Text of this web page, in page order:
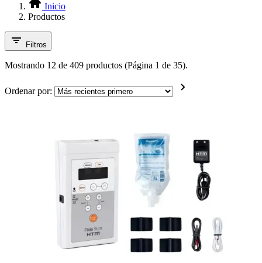
Inicio
Productos
Filtros
Mostrando 12 de 409 productos (Página 1 de 35).
Ordenar por: